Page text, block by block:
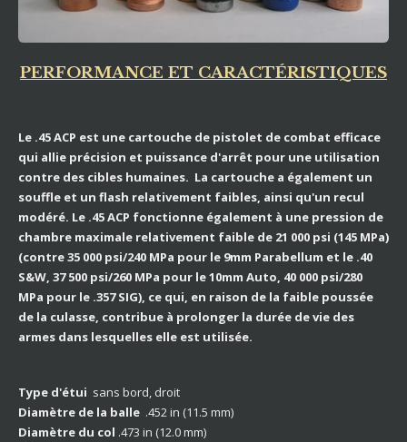
PERFORMANCE ET CARACTÉRISTIQUES
Le .45 ACP est une cartouche de pistolet de combat efficace
qui allie précision et puissance d'arrêt pour une utilisation
contre des cibles humaines. La cartouche a également un
souffle et un flash relativement faibles, ainsi qu'un recul
modéré. Le .45 ACP fonctionne également à une pression de
chambre maximale relativement faible de 21 000 psi (145 MPa)
(contre 35 000 psi/240 MPa pour le 9mm Parabellum et le .40
S&W, 37 500 psi/260 MPa pour le 10mm Auto, 40 000 psi/280
MPa pour le .357 SIG), ce qui, en raison de la faible poussée
de la culasse, contribue à prolonger la durée de vie des
armes dans lesquelles elle est utilisée.
Type d'étui sans bord, droit
Diamètre de la balle .452 in (11.5 mm)
Diamètre du col .473 in (12.0 mm)